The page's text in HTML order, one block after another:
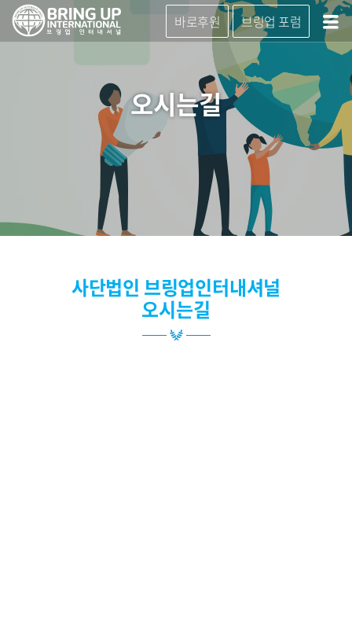
바로후원 브링업 포럼
오시는길
사단법인 브링업인터내셔널
오시는길